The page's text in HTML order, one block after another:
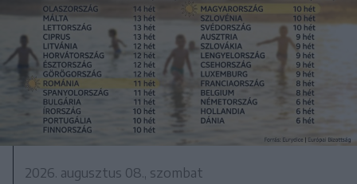
2026. augusztus 08., szombat